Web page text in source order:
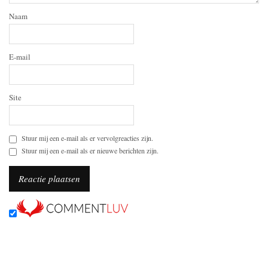
Naam
E-mail
Site
Stuur mij een e-mail als er vervolgreacties zijn.
Stuur mij een e-mail als er nieuwe berichten zijn.